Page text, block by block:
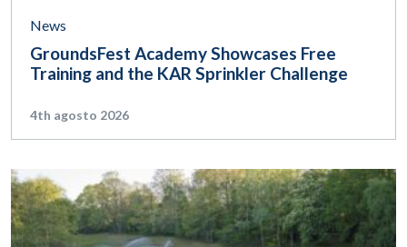
News
GroundsFest Academy Showcases Free
Training and the KAR Sprinkler Challenge
4th agosto 2026